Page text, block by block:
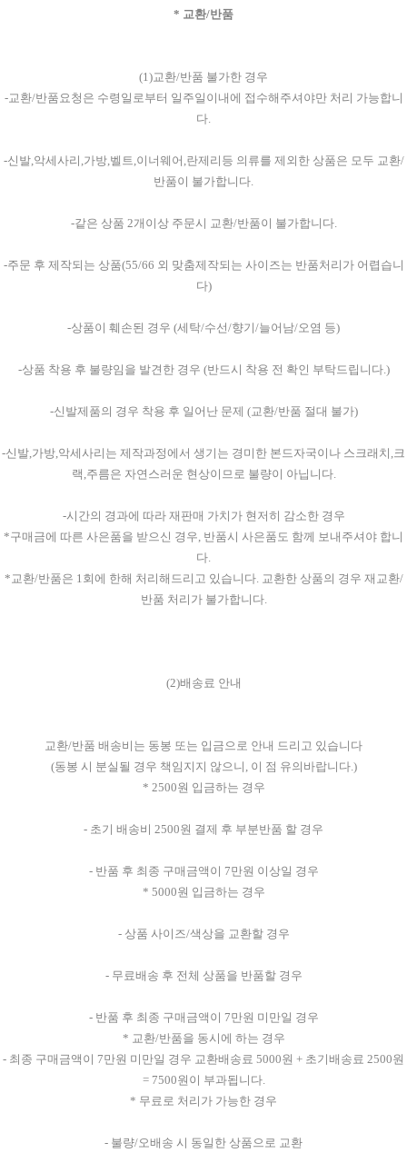
* 교환/반품
(1)교환/반품 불가한 경우
-교환/반품요청은 수령일로부터 일주일이내에 접수해주셔야만 처리 가능합니
다.
-신발,악세사리,가방,벨트,이너웨어,란제리등 의류를 제외한 상품은 모두 교환/
반품이 불가합니다.
-같은 상품 2개이상 주문시 교환/반품이 불가합니다.
-주문 후 제작되는 상품(55/66 외 맞춤제작되는 사이즈는 반품처리가 어렵습니
다)
-상품이 훼손된 경우 (세탁/수선/향기/늘어남/오염 등)
-상품 착용 후 불량임을 발견한 경우 (반드시 착용 전 확인 부탁드립니다.)
-신발제품의 경우 착용 후 일어난 문제 (교환/반품 절대 불가)
-신발,가방,악세사리는 제작과정에서 생기는 경미한 본드자국이나 스크래치,크
랙,주름은 자연스러운 현상이므로 불량이 아닙니다.
-시간의 경과에 따라 재판매 가치가 현저히 감소한 경우
*구매금에 따른 사은품을 받으신 경우, 반품시 사은품도 함께 보내주셔야 합니
다.
*교환/반품은 1회에 한해 처리해드리고 있습니다. 교환한 상품의 경우 재교환/
반품 처리가 불가합니다.
(2)배송료 안내
교환/반품 배송비는 동봉 또는 입금으로 안내 드리고 있습니다
(동봉 시 분실될 경우 책임지지 않으니, 이 점 유의바랍니다.)
* 2500원 입금하는 경우
- 초기 배송비 2500원 결제 후 부분반품 할 경우
- 반품 후 최종 구매금액이 7만원 이상일 경우
* 5000원 입금하는 경우
- 상품 사이즈/색상을 교환할 경우
- 무료배송 후 전체 상품을 반품할 경우
- 반품 후 최종 구매금액이 7만원 미만일 경우
* 교환/반품을 동시에 하는 경우
- 최종 구매금액이 7만원 미만일 경우 교환배송료 5000원 + 초기배송료 2500원
= 7500원이 부과됩니다.
* 무료로 처리가 가능한 경우
- 불량/오배송 시 동일한 상품으로 교환